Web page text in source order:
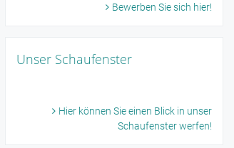
Bewerben Sie sich hier!
Unser Schaufenster
Hier können Sie einen Blick in unser
Schaufenster werfen!